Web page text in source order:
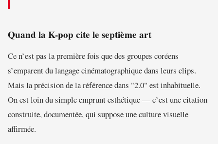
Quand la K-pop cite le septième art
Ce n’est pas la première fois que des groupes coréens
s’emparent du langage cinématographique dans leurs clips.
Mais la précision de la référence dans "2.0" est inhabituelle.
On est loin du simple emprunt esthétique — c’est une citation
construite, documentée, qui suppose une culture visuelle
affirmée.